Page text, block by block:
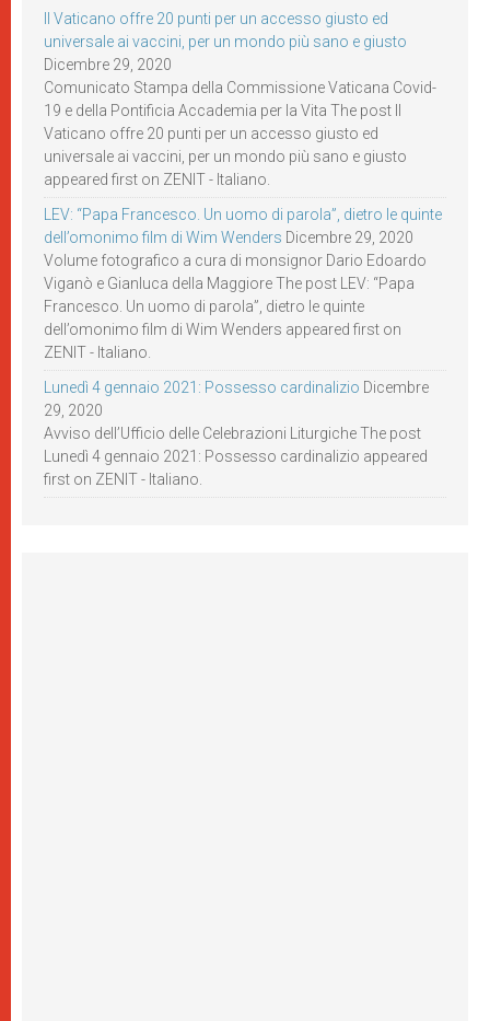
Il Vaticano offre 20 punti per un accesso giusto ed
universale ai vaccini, per un mondo più sano e giusto
Dicembre 29, 2020
Comunicato Stampa della Commissione Vaticana Covid-
19 e della Pontificia Accademia per la Vita The post Il
Vaticano offre 20 punti per un accesso giusto ed
universale ai vaccini, per un mondo più sano e giusto
appeared first on ZENIT - Italiano.
LEV: “Papa Francesco. Un uomo di parola”, dietro le quinte
dell’omonimo film di Wim Wenders Dicembre 29, 2020
Volume fotografico a cura di monsignor Dario Edoardo
Viganò e Gianluca della Maggiore The post LEV: “Papa
Francesco. Un uomo di parola”, dietro le quinte
dell’omonimo film di Wim Wenders appeared first on
ZENIT - Italiano.
Lunedì 4 gennaio 2021: Possesso cardinalizio Dicembre
29, 2020
Avviso dell’Ufficio delle Celebrazioni Liturgiche The post
Lunedì 4 gennaio 2021: Possesso cardinalizio appeared
first on ZENIT - Italiano.